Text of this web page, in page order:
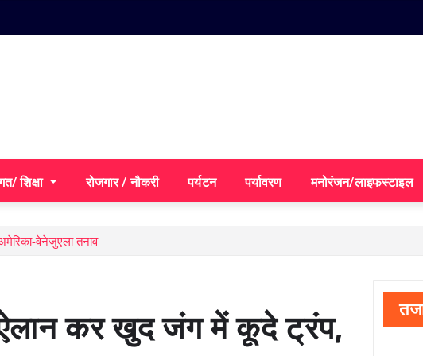
शिक्षा रोजगार / नौकरी पर्यटन पर्यावरण मनोरंजन/लाइफस्टाइल
वेनेजुएला तनाव
कर खुद जंग में कूदे ट्रंप,